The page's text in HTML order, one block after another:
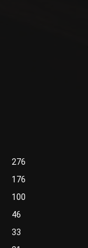
276
176
100
46
33